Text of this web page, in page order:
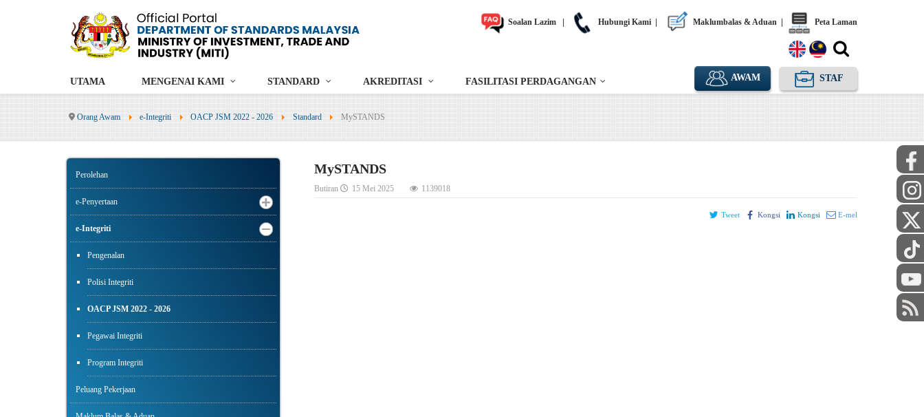
Soalan Lazim Hubungi Kami Maklumbalas & Aduan Peta Laman
UTAMA MENGENAI KAMI STANDARD AKREDITASI FASILITASI PERDAGANGAN AWAM STAF
Orang Awam e-Integriti OACP JSM 2022 - 2026 Standard MySTANDS
Perolehan
e-Penyertaan
e-Integriti
Pengenalan
Polisi Integriti
OACP JSM 2022 - 2026
Pegawai Integriti
Program Integriti
Peluang Pekerjaan
MySTANDS
Butiran 15 Mei 2025 1139018
Tweet Kongsi Kongsi E-mel